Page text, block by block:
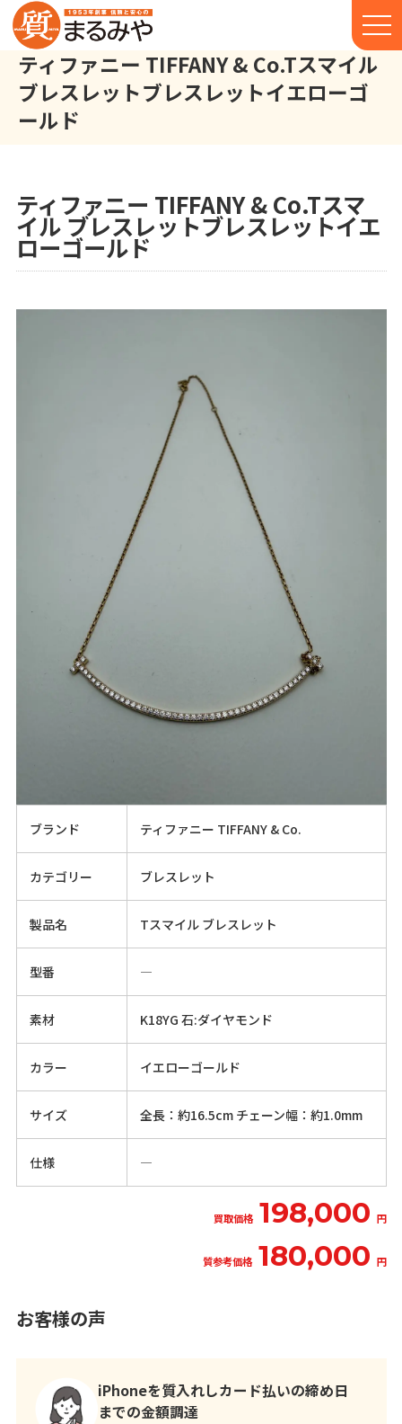
ティファニー TIFFANY & Co.Tスマイル
ブレスレットブレスレットイエローゴ
ールド
ティファニー TIFFANY & Co.Tスマ
イル ブレスレットブレスレットイエ
ローゴールド
ブランド ティファニー TIFFANY & Co.
カテゴリー ブレスレット
製品名 Tスマイル ブレスレット
型番 ―
素材 K18YG 石:ダイヤモンド
カラー イエローゴールド
サイズ 全長：約16.5cm チェーン幅：約1.0mm
仕様 ―
買取価格 198,000 円
質参考価格 180,000 円
お客様の声
iPhoneを質入れしカード払いの締め日
までの金額調達